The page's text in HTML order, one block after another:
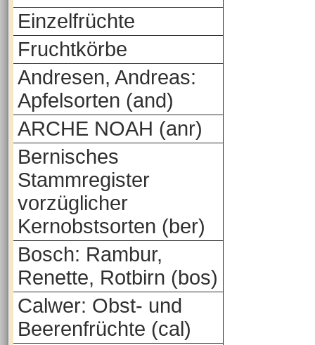
Einzelfrüchte
Fruchtkörbe
Andresen, Andreas:
Apfelsorten (and)
ARCHE NOAH (anr)
Bernisches
Stammregister
vorzüglicher
Kernobstsorten (ber)
Bosch: Rambur,
Renette, Rotbirn (bos)
Calwer: Obst- und
Beerenfrüchte (cal)